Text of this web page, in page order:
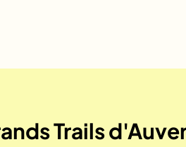
Trails